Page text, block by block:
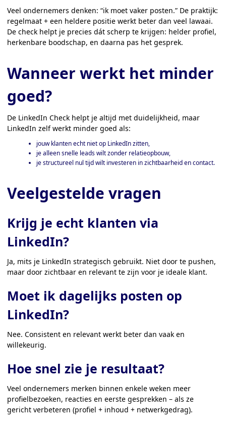
Veel ondernemers denken: “ik moet vaker posten.” De praktijk:
regelmaat + een heldere positie werkt beter dan veel lawaai.
De check helpt je precies dát scherp te krijgen: helder profiel,
herkenbare boodschap, en daarna pas het gesprek.
Wanneer werkt het minder
goed?
De LinkedIn Check helpt je altijd met duidelijkheid, maar
LinkedIn zelf werkt minder goed als:
jouw klanten echt niet op LinkedIn zitten,
je alleen snelle leads wilt zonder relatieopbouw,
je structureel nul tijd wilt investeren in zichtbaarheid en contact.
Veelgestelde vragen
Krijg je echt klanten via
LinkedIn?
Ja, mits je LinkedIn strategisch gebruikt. Niet door te pushen,
maar door zichtbaar en relevant te zijn voor je ideale klant.
Moet ik dagelijks posten op
LinkedIn?
Nee. Consistent en relevant werkt beter dan vaak en
willekeurig.
Hoe snel zie je resultaat?
Veel ondernemers merken binnen enkele weken meer
profielbezoeken, reacties en eerste gesprekken – als ze
gericht verbeteren (profiel + inhoud + netwerkgedrag).